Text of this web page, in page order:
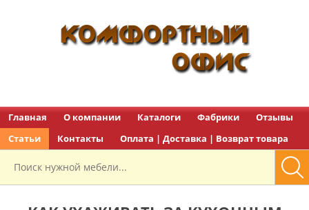
Перейти в каталог
Главная О компании Каталоги Фабрики
Отзывы
Статьи
Контакты Оплата | Доставка | Возврат товара